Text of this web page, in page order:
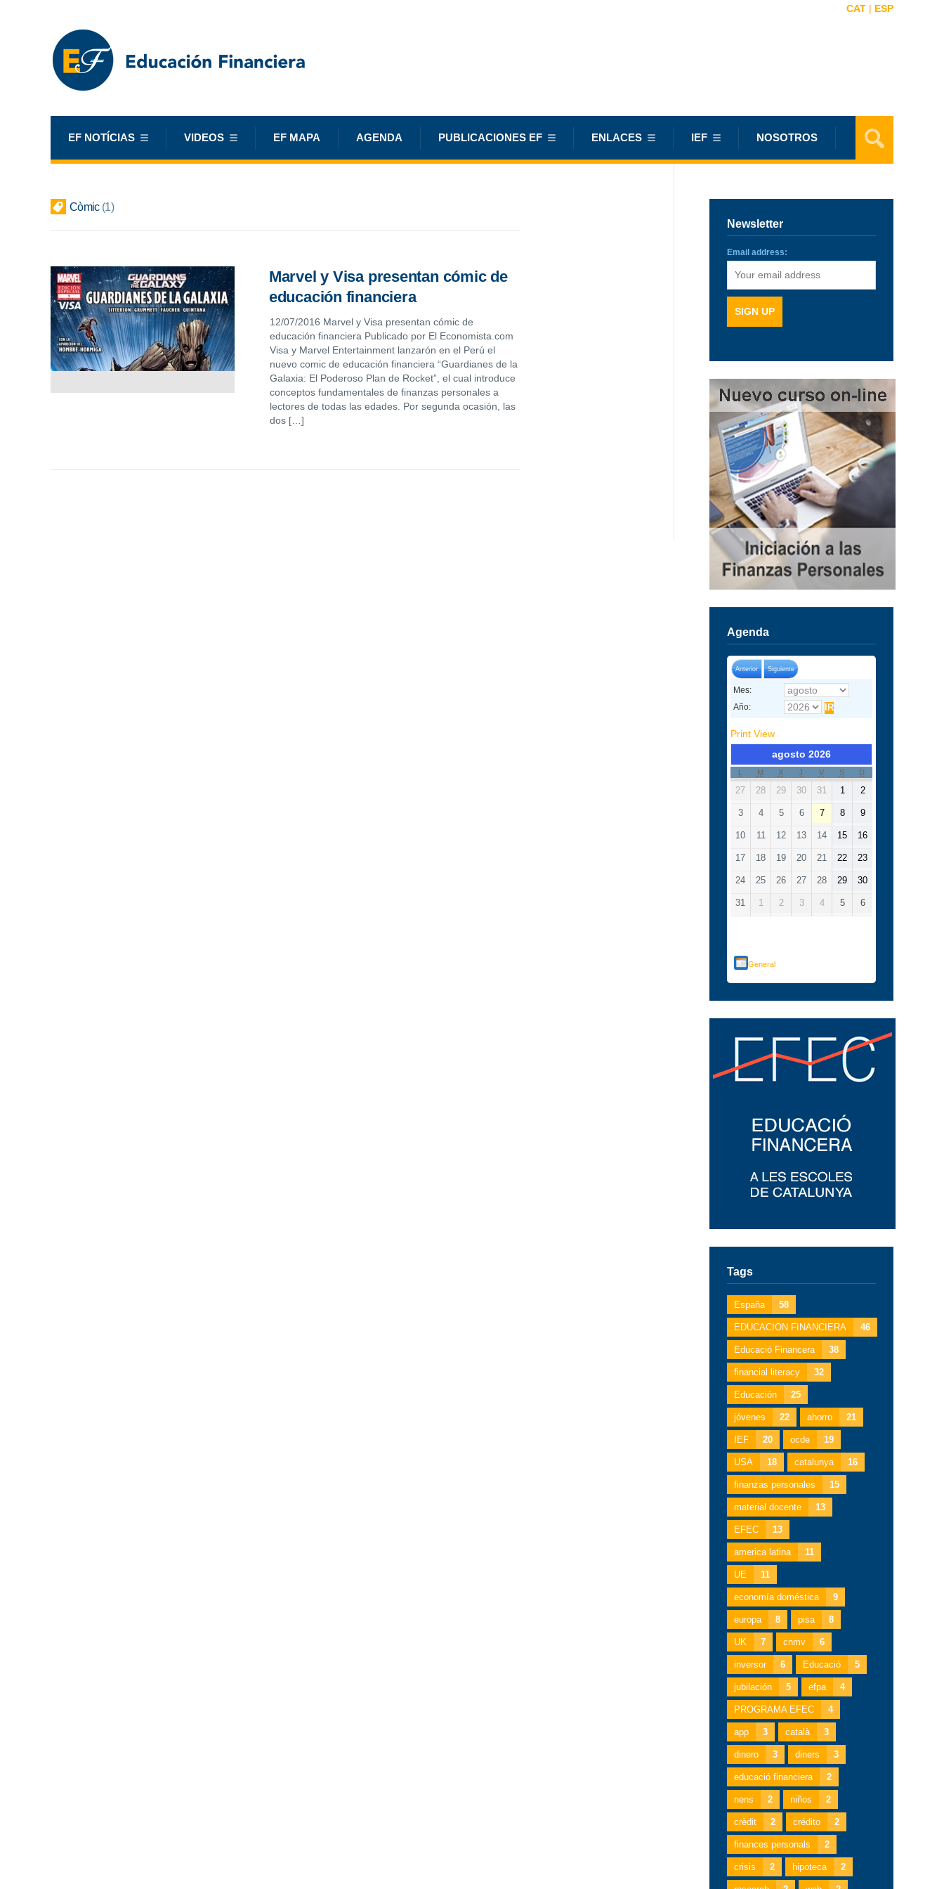
CAT | ESP
EF NOTÍCIAS VIDEOS EF MAPA AGENDA PUBLICACIONES EF ENLACES IEF NOSOTROS
Còmic 1
Marvel y Visa presentan cómic de
educación financiera
12/07/2016 Marvel y Visa presentan cómic de
educación financiera Publicado por El Economista.com
Visa y Marvel Entertainment lanzarón en el Perú el
nuevo comic de educación financiera “Guardianes de la
Galaxia: El Poderoso Plan de Rocket”, el cual introduce
conceptos fundamentales de finanzas personales a
lectores de todas las edades. Por segunda ocasión, las
dos […]
Newsletter
Email address:
Agenda
Anterior Siguiente
Mes:
Año:
Print View
agosto 2026
L M X J V S D
27 28 29 30 31 1 2
3 4 5 6 7 8 9
10 11 12 13 14 15 16
17 18 19 20 21 22 23
24 25 26 27 28 29 30
31 1 2 3 4 5 6
General
Tags
España 58
EDUCACION FINANCIERA 46
Educació Financera 38
financial literacy 32
Educación 25
jóvenes 22 ahorro 21
IEF 20 ocde 19
USA 18 catalunya 16
finanzas personales 15
material docente 13
EFEC 13
america latina 11
UE 11
economía doméstica 9
europa 8 pisa 8
UK 7 cnmv 6
inversor 6 Educació 5
jubilación 5 efpa 4
PROGRAMA EFEC 4
app 3 català 3
dinero 3 diners 3
educació financiera 2
nens 2 niños 2
crèdit 2 crédito 2
finances personals 2
crisis 2 hipoteca 2